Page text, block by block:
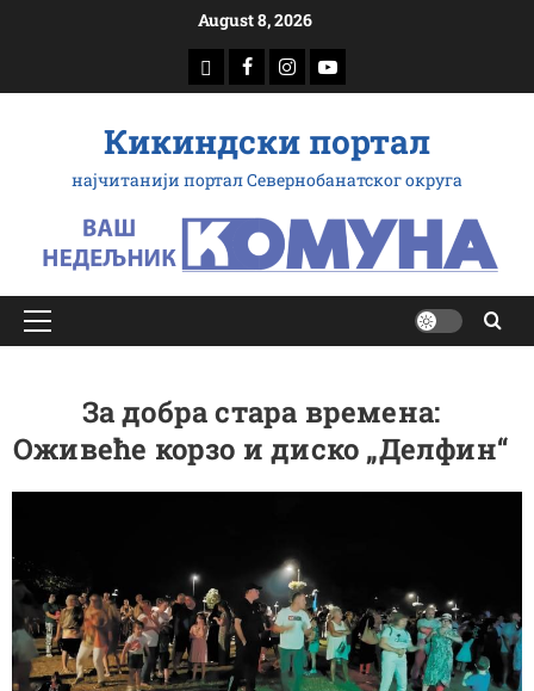
August 8, 2026
доwнлоад
Фацебоок
Инстаграм
Yоутубе
Кикиндски портал
најчитанији портал Севернобанатског округа
Примарy
За добра стара времена:
Оживеће корзо и диско „Делфин“